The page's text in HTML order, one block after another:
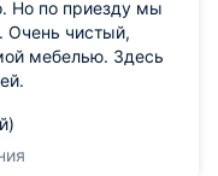
Но по приезду мы
Очень чистый,
мебелью. Здесь